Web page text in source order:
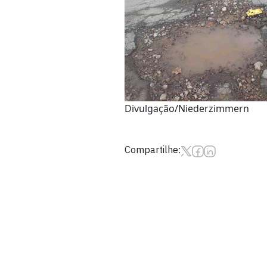
Divulgação/Niederzimmern
Compartilhe: